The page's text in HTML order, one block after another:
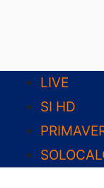
contenuto
LIVE
SI HD